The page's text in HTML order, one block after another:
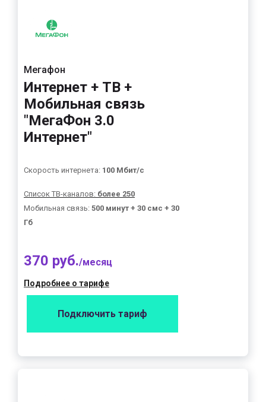
Мегафон
Интернет + ТВ +
Мобильная связь
"МегаФон 3.0
Интернет"
Скорость интернета: 100 Мбит/с
Список ТВ-каналов: более 250
Мобильная связь: 500 минут + 30 смс + 30
Гб
370 руб./месяц
Подробнее о тарифе
Подключить тариф